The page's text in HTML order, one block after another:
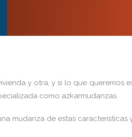
y otra, y si lo que queremos
como azkarmudanzas.
mudanza de estas